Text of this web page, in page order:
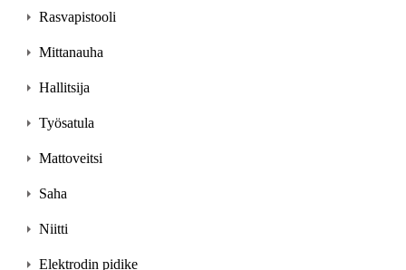
Rasvapistooli
Mittanauha
Hallitsija
Työsatula
Mattoveitsi
Saha
Niitti
Elektrodin pidike